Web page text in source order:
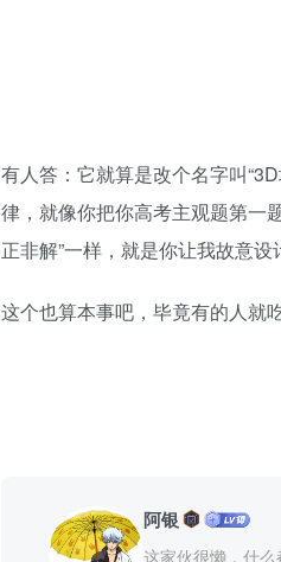
有人答：它就算是改个名字叫
律，就像你把你高考主观题第一
正非解”一样，就是你让我故意
这个也算本事吧，毕竟有的人就
阿银
这家伙很懒，什